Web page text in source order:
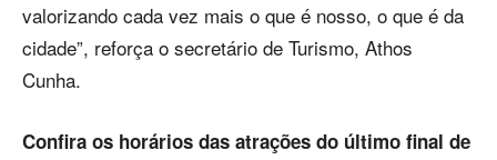
valorizando cada vez mais o que é nosso, o que é da
cidade”, reforça o secretário de Turismo, Athos
Cunha.
Confira os horários das atrações do último final de